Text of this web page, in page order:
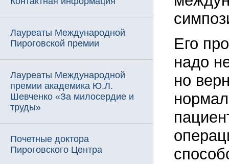
Лауреаты Международной
Пироговской премии
Лауреаты Международной
премии академика Ю.Л.
Шевченко «За милосердие и
труды»
Почетные доктора
Пироговского Центра
Его
надо
но